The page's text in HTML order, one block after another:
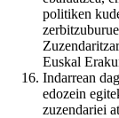
politiken
Euskal
Indarrean
edozein
zuzendariei